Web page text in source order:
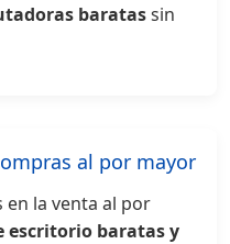
baratassin
al por mayor
en la venta al por
escritorio baratas y